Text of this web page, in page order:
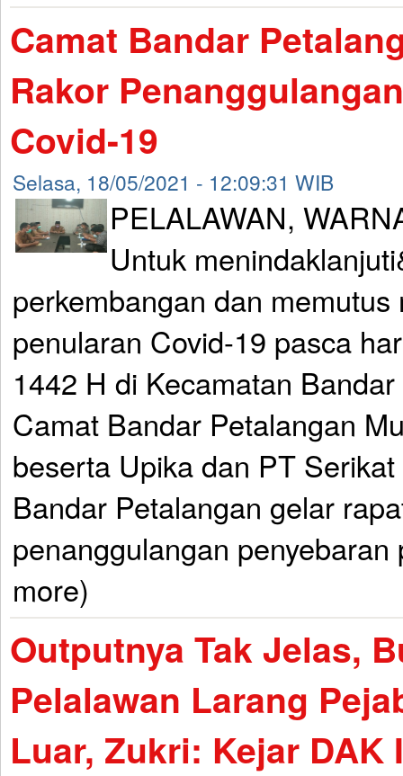
Camat Bandar
Rakor
Covid-19
Selasa, 18/05/2021 - 12:09:31 WIB
PELALAWAN,
Untuk
perkembangan dan memutus
penularan Covid-19 pasca
1442 H di Kecamatan
Camat Bandar Petalangan
beserta Upika dan PT
Bandar Petalangan gelar
penanggulangan
more)
Outputnya Tak Jelas,
Pelalawan Larang
Luar, Zukri: Kejar DAK